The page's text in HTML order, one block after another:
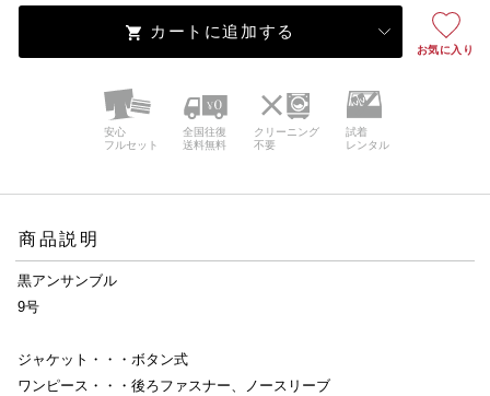
カートに追加する
お気に入り
安心
フルセット
全国往復
送料無料
クリーニング
不要
試着
レンタル
商品説明
黒アンサンブル
9号
ジャケット・・・ボタン式
ワンピース・・・後ろファスナー、ノースリーブ